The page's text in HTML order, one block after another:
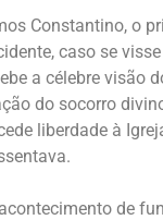
Constantino, o
caso se
a célebre visão
do socorro
liberdade à
de